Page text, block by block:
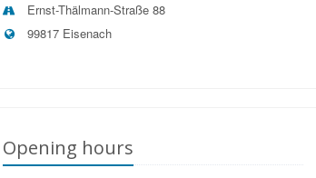
Ernst-Thälmann-Straße 88
99817 Eisenach
Opening hours